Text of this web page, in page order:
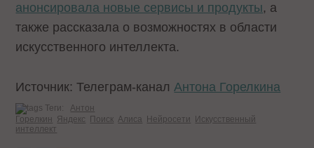
анонсировала новые сервисы и продукты, а
также рассказала о возможностях в области
искусственного интеллекта.
Источник: Телеграм-канал Антона Горелкина
Теги:
Антон
Горелкин Яндекс Поиск Алиса Нейросети Искусственный
интеллект